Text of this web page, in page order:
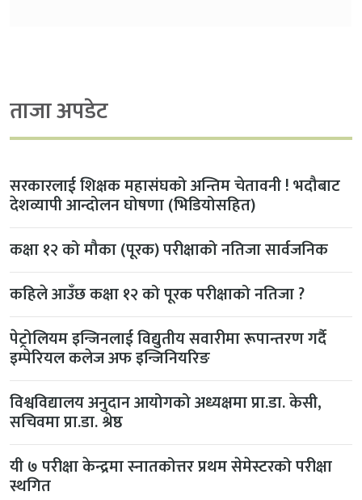
ताजा अपडेट
सरकारलाई शिक्षक महासंघको अन्तिम चेतावनी ! भदौबाट
देशव्यापी आन्दोलन घोषणा (भिडियोसहित)
कक्षा १२ को मौका (पूरक) परीक्षाको नतिजा सार्वजनिक
कहिले आउँछ कक्षा १२ को पूरक परीक्षाको नतिजा ?
पेट्रोलियम इन्जिनलाई विद्युतीय सवारीमा रूपान्तरण गर्दै
इम्पेरियल कलेज अफ इन्जिनियरिङ
विश्वविद्यालय अनुदान आयोगको अध्यक्षमा प्रा.डा. केसी,
सचिवमा प्रा.डा. श्रेष्ठ
यी ७ परीक्षा केन्द्रमा स्नातकोत्तर प्रथम सेमेस्टरको परीक्षा
स्थगित